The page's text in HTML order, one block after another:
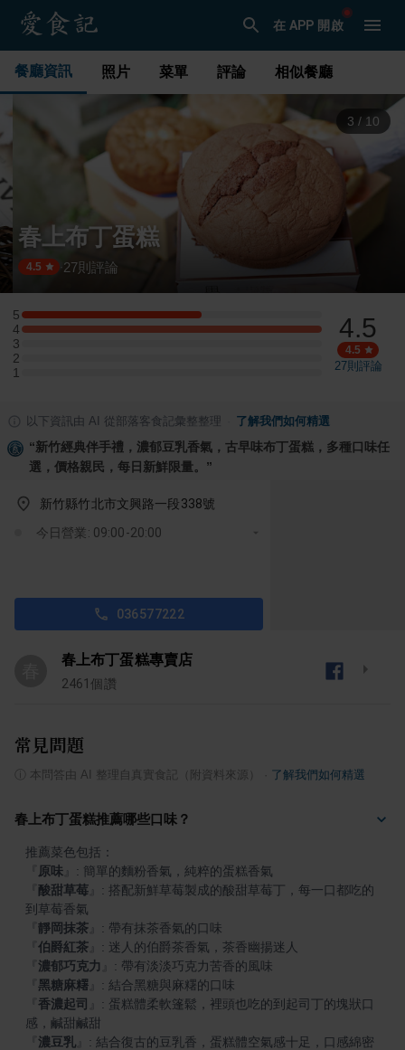
在 APP 開啟
餐廳資訊 照片 菜單 評論 相似餐廳
3 / 10
春上布丁蛋糕
4.5 ·27則評論
5
5 星：3 則評論
4
4 星：5 則評論
3
3 星：0 則評論
2
2 星：0 則評論
1
1 星：0 則評論
4.5
4.5
27則評論
以下資訊由 AI 從部落客食記彙整整理 了解我們如何精選
“新竹經典伴手禮，濃郁豆乳香氣，古早味布丁蛋糕，多種口味任
選，價格親民，每日新鮮限量。 ”
新竹縣竹北市文興路一段338號
今日營業: 09:00-20:00
036577222
春上布丁蛋糕專賣店
2461 個讚
常見問題
本問答由 AI 整理自真實食記（附資料來源） 了解我們如何精選
春上布丁蛋糕推薦哪些口味？
原味
酸甜草莓
: 搭配新鮮草莓製成的酸甜草莓丁，每一口都吃的
靜岡抹茶
伯爵紅茶
濃郁巧克力
黑糖麻糬
香濃起司
: 蛋糕體柔軟篷鬆，裡頭也吃的到起司丁的塊狀口
濃豆乳
: 結合復古的豆乳香，蛋糕體空氣感十足，口感綿密